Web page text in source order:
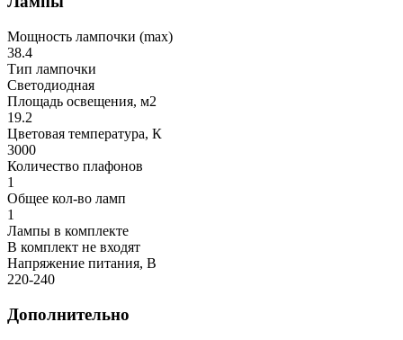
Мощность лампочки (max)
38.4
Тип лампочки
Светодиодная
Площадь освещения, м2
19.2
Цветовая температура, К
3000
Количество плафонов
1
Общее кол-во ламп
1
Лампы в комплекте
В комплект не входят
Напряжение питания, В
220-240
Дополнительно